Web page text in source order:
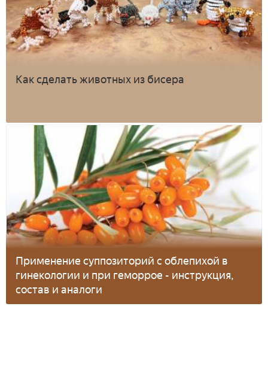
Как сделать животных из бисера
Применение суппозиторий с облепихой в
гинекологии и при геморрое - инструкция,
состав и аналоги